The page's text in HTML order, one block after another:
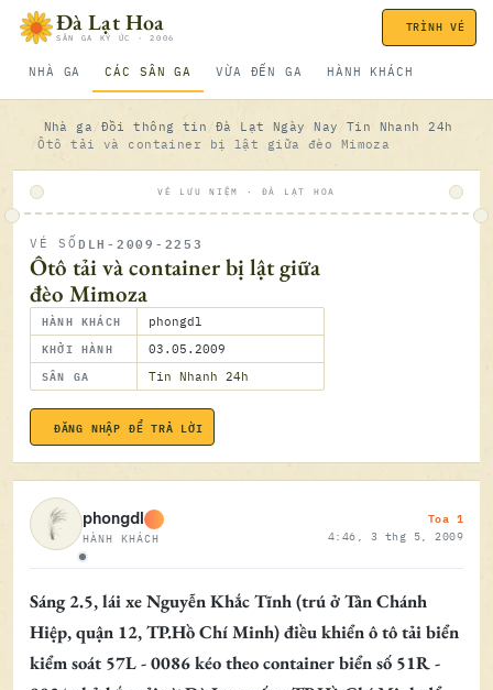
Bỏ qua nội dungĐà Lạt Hoa
SÂN GA KÝ ỨC · 2006
NHÀ GA CÁC SÂN GA VỪA ĐẾN GA HÀNH KHÁCH
TRÌNH VÉ
Nhà ga Đồi thông tin Đà Lạt Ngày Nay
Tin Nhanh 24h
Ôtô tải và container bị lật giữa đèo Mimoza
VÉ LƯU NIỆM · ĐÀ LẠT HOA
VÉ SỐ DLH-2009-2253
Ôtô tải và container bị lật giữa
đèo Mimoza
HÀNH KHÁCH phongdl
KHỞI HÀNH 03.05.2009
SÂN GA Tin Nhanh 24h
ĐĂNG NHẬP ĐỂ TRẢ LỜI
Ngoại tuyến
phongdl
HÀNH KHÁCH
Toa 1
4:46, 3 thg 5, 2009
Sáng 2.5, lái xe Nguyễn Khắc Tĩnh (trú ở Tân Chánh
Hiệp, quận 12, TP.Hồ Chí Minh) điều khiển ô tô tải biển
kiểm soát 57L - 0086 kéo theo container biển số 51R -